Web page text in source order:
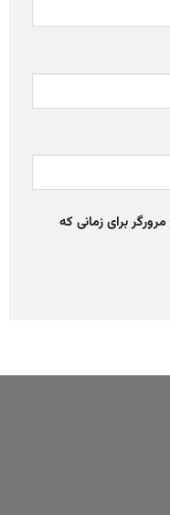
برای زمانی که